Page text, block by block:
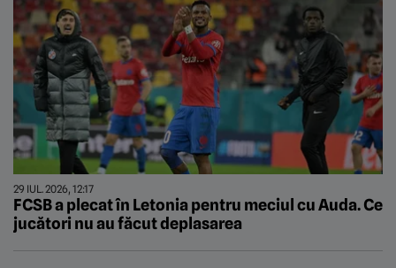
29 IUL. 2026, 12:17
FCSB a plecat în Letonia pentru meciul cu Auda. Ce
jucători nu au făcut deplasarea